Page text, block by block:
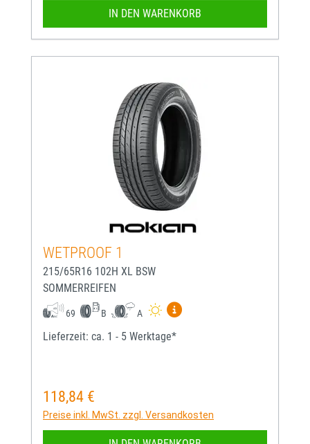
IN DEN WARENKORB
WETPROOF 1
215/65R16 102H XL BSW
SOMMERREIFEN
69 B A
Mehr Informationen zum
Lieferzeit: ca. 1 - 5 Werktage*
Regulärer Preis:
118,84 €
Preise inkl. MwSt. zzgl. Versandkosten